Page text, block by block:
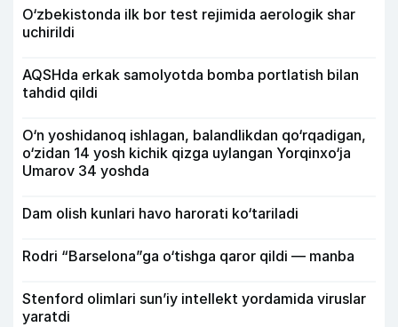
O‘zbekistonda ilk bor test rejimida aerologik shar
uchirildi
AQSHda erkak samolyotda bomba portlatish bilan
tahdid qildi
O‘n yoshidanoq ishlagan, balandlikdan qo‘rqadigan,
o‘zidan 14 yosh kichik qizga uylangan Yorqinxo‘ja
Umarov 34 yoshda
Dam olish kunlari havo harorati ko‘tariladi
Rodri “Barselona”ga o‘tishga qaror qildi — manba
Stenford olimlari sun’iy intellekt yordamida viruslar
yaratdi